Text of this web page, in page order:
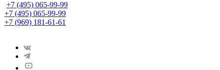
+7 (495) 065-99-99
+7 (495) 065-99-99
+7 (969) 181-61-61